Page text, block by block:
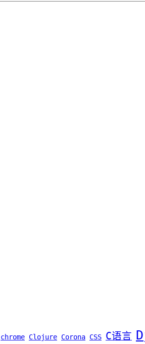
chrome Clojure Corona CSS C语言